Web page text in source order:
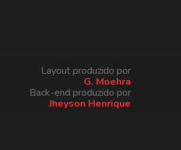
Layout produzido por
G. Moehra
Back-end produzido por
Jheyson Henrique